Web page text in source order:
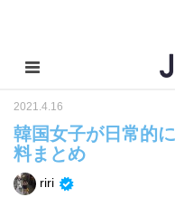
2021.4.16
韓国女子が日常的
料まとめ
riri